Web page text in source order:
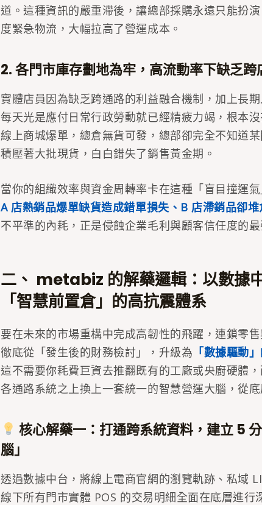
道。這種資訊的嚴重滯後，讓總部採購永遠只能扮
度緊急物流，大幅拉高了營運成本。
2. 各門市庫存劃地為牢，高流動率下缺乏跨
實體店員因為缺乏跨通路的利益融合機制，加上長
每天光是應付日常行政勞動就已經精疲力竭，根本
線上商城爆單，總倉無貨可發，總部卻完全不知道
積壓著大批現貨，白白錯失了銷售黃金期。
當你的組織效率與資金周轉率卡在這種「盲目撞運
A 店熱銷品爆單缺貨造成錯單損失、B 店滯銷品卻
不平準的內耗，正是侵蝕企業毛利與顧客信任度的最
二、 metabiz 的解藥邏輯：以數據
「智慧前置倉」的高抗震體系
要在未來的市場重構中完成高韌性的飛躍，連鎖零
徹底從「發生後的財務檢討」，升級為 「數據驅動
這不需要你耗費巨資去推翻既有的工廠或央廚硬體
各通路系統之上換上一套統一的智慧營運大腦，從底
核心解藥一：打通跨系統資料，建立 5
腦」
透過數據中台，將線上電商官網的瀏覽軌跡、私域
線下所有門市實體 POS 的交易明細全面在底層進行